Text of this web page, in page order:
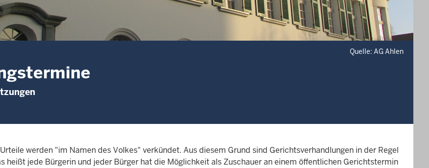
Quelle: AG Ahlen
werden "im Namen des Volkes" verkündet. Aus diesem Grund sind Gerichtsverhandlungen in der Regel
heißt jede Bürgerin und jeder Bürger hat die Möglichkeit als Zuschauer an einem öffentlichen Gerichtstermin